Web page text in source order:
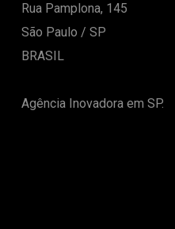
Rua Pamplona, 145
São Paulo / SP
BRASIL
Agência Inovadora em SP.